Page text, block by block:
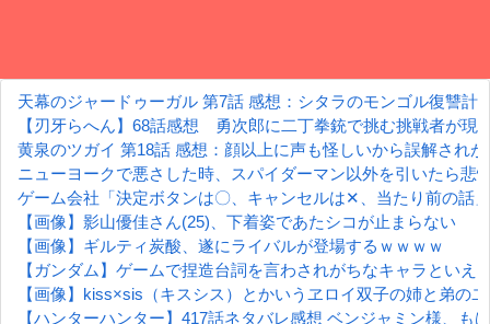
天幕のジャードゥーガル 第7話 感想：シタラのモンゴル復讐計
【刃牙らへん】68話感想 勇次郎に二丁拳銃で挑む挑戦者が現
黄泉のツガイ 第18話 感想：顔以上に声も怪しいから誤解され
ニューヨークで悪さした時、スパイダーマン以外を引いたら悲
ゲーム会社「決定ボタンは〇、キャンセルは✕、当たり前の
【画像】影山優佳さん(25)、下着姿であたシコが止まらない
【画像】ギルティ炭酸、遂にライバルが登場するｗｗｗｗ
【ガンダム】ゲームで捏造台詞を言わされがちなキャラといえ
【画像】kiss×sis（キスシス）とかいうヱロイ双子の姉と弟の
【ハンターハンター】417話ネタバレ感想 ベンジャミン様、